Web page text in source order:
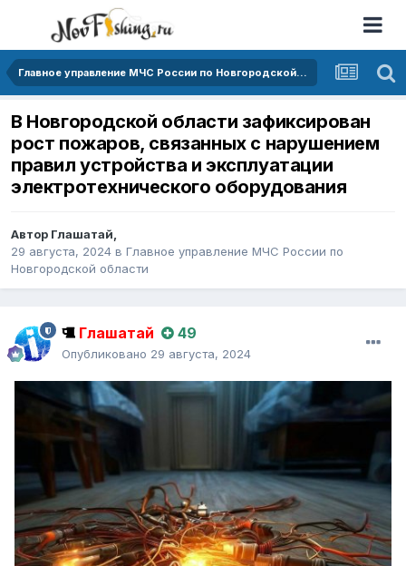
Главное управление МЧС России по Новгородской области
В Новгородской области зафиксирован
рост пожаров, связанных с нарушением
правил устройства и эксплуатации
электротехнического оборудования
Автор Глашатай,
29 августа, 2024 в Главное управление МЧС России по
Новгородской области
Глашатай 49
Опубликовано 29 августа, 2024